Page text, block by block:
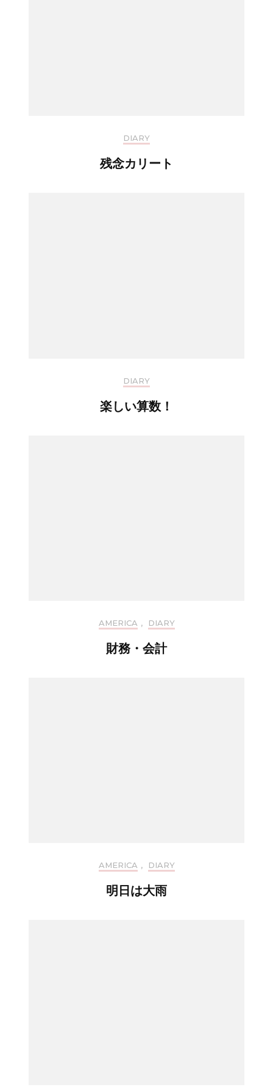
DIARY
残念カリート
DIARY
楽しい算数！
AMERICA , DIARY
財務・会計
AMERICA , DIARY
明日は大雨